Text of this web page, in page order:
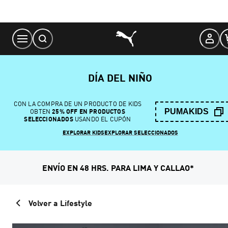
Content
DÍA DEL NIÑO
CON LA COMPRA DE UN PRODUCTO DE KIDS
OBTEN 25% OFF EN PRODUCTOS
SELECCIONADOSUSANDO EL CUPÓN
PUMAKIDS
EXPLORAR KIDSEXPLORAR SELECCIONADOS
ENVÍO EN 48 HRS. PARA LIMA Y CALLAO*
Volver a Lifestyle